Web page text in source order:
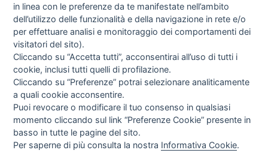
I libri Vedi tutti
Direttrice Responsabile: Alessandra Costante | Registrazione al Tribunale Civile
in linea con le preferenze da te manifestate nell’ambito
dell’utilizzo delle funzionalità e della navigazione in rete e/o
per effettuare analisi e monitoraggio dei comportamenti dei
visitatori del sito).
Cliccando su “Accetta tutti”, acconsentirai all’uso di tutti i
cookie, inclusi tutti quelli di profilazione.
Cliccando su “Preferenze” potrai selezionare analiticamente
a quali cookie acconsentire.
Puoi revocare o modificare il tuo consenso in qualsiasi
momento cliccando sul link “Preferenze Cookie” presente in
basso in tutte le pagine del sito.
Per saperne di più consulta la nostra Informativa Cookie.